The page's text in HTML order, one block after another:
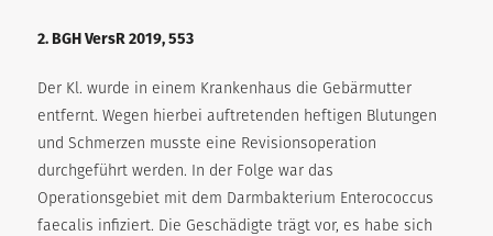
2. BGH VersR 2019, 553
Der Kl. wurde in einem Krankenhaus die Gebärmutter
entfernt. Wegen hierbei auftretenden heftigen Blutungen
und Schmerzen musste eine Revisionsoperation
durchgeführt werden. In der Folge war das
Operationsgebiet mit dem Darmbakterium Enterococcus
faecalis infiziert. Die Geschädigte trägt vor, es habe sich